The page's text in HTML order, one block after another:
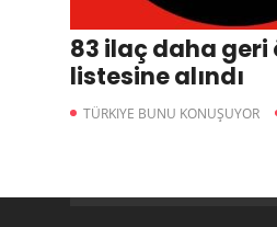
83 ilaç daha geri
listesine alındı
TÜRKIYE BUNU KONUŞUYOR